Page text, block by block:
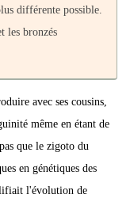
différente possible.
les bronzés
avec ses cousins,
même en étant de
que le zigoto du
en génétiques des
l'évolution de